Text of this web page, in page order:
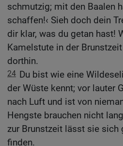
schmutzig; mit den Baalen
schaffen!‹ Sieh doch dein
dir klar, was du getan hast!
Kamelstute in der
dorthin.
24 Du bist wie eine
der Wüste kennt; vor lauter
nach Luft und ist von
Hengste brauchen nicht
zur Brunstzeit lässt sie sich
finden.